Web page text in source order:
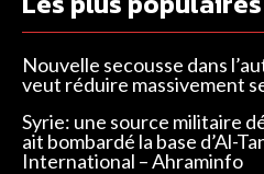
Nouvelle secousse dans
veut réduire massivement
Syrie: une source militaire
ait bombardé la base d’Al-
International – Ahraminfo